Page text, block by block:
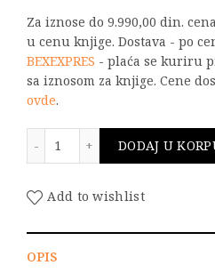
Za iznose do 9.990,00 din.
u cenu knjige. Dostava - po
BEXEXPRES - plaća se kuriru
sa iznosom za knjige. Cene
ovde.
DODAJ U
Add to wishlist
OPIS